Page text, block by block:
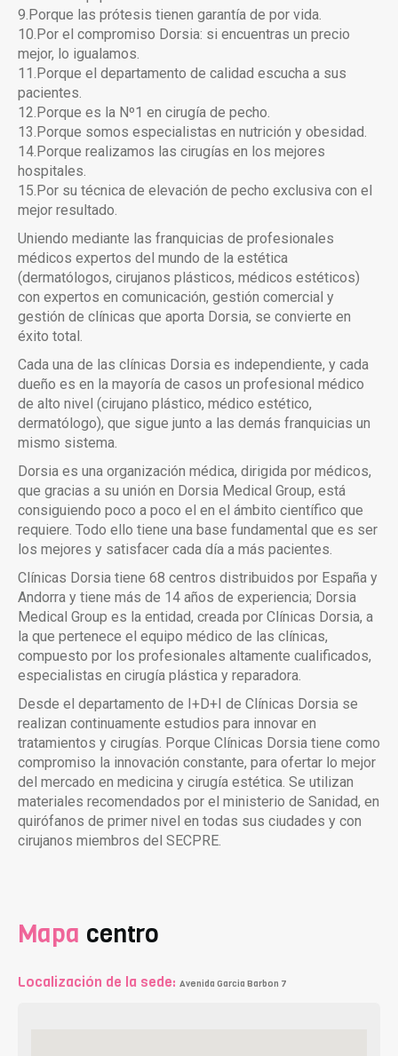
9.Porque las prótesis tienen garantía de por vida.
10.Por el compromiso Dorsia: si encuentras un precio
mejor, lo igualamos.
11.Porque el departamento de calidad escucha a sus
pacientes.
12.Porque es la Nº1 en cirugía de pecho.
13.Porque somos especialistas en nutrición y obesidad.
14.Porque realizamos las cirugías en los mejores
hospitales.
15.Por su técnica de elevación de pecho exclusiva con el
mejor resultado.
Uniendo mediante las franquicias de profesionales
médicos expertos del mundo de la estética
(dermatólogos, cirujanos plásticos, médicos estéticos)
con expertos en comunicación, gestión comercial y
gestión de clínicas que aporta Dorsia, se convierte en
éxito total.
Cada una de las clínicas Dorsia es independiente, y cada
dueño es en la mayoría de casos un profesional médico
de alto nivel (cirujano plástico, médico estético,
dermatólogo), que sigue junto a las demás franquicias un
mismo sistema.
Dorsia es una organización médica, dirigida por médicos,
que gracias a su unión en Dorsia Medical Group, está
consiguiendo poco a poco el en el ámbito científico que
requiere. Todo ello tiene una base fundamental que es ser
los mejores y satisfacer cada día a más pacientes.
Clínicas Dorsia tiene 68 centros distribuidos por España y
Andorra y tiene más de 14 años de experiencia; Dorsia
Medical Group es la entidad, creada por Clínicas Dorsia, a
la que pertenece el equipo médico de las clínicas,
compuesto por los profesionales altamente cualificados,
especialistas en cirugía plástica y reparadora.
Desde el departamento de I+D+I de Clínicas Dorsia se
realizan continuamente estudios para innovar en
tratamientos y cirugías. Porque Clínicas Dorsia tiene como
compromiso la innovación constante, para ofertar lo mejor
del mercado en medicina y cirugía estética. Se utilizan
materiales recomendados por el ministerio de Sanidad, en
quirófanos de primer nivel en todas sus ciudades y con
cirujanos miembros del SECPRE.
Mapa centro
Localización de la sede: Avenida Garcia Barbon 7